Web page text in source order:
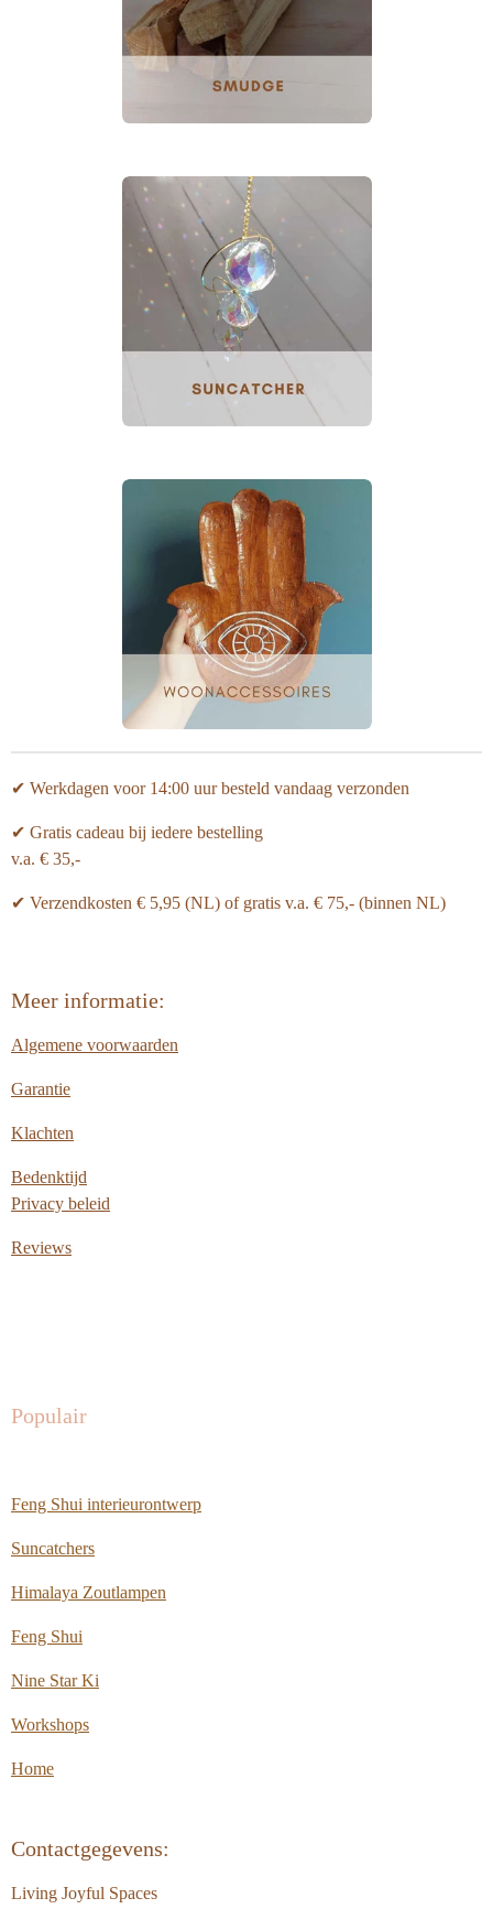
✔ Werkdagen voor 14:00 uur besteld vandaag verzonden
✔ Gratis cadeau bij iedere bestelling
v.a. € 35,-
✔ Verzendkosten € 5,95 (NL) of gratis v.a. € 75,- (binnen NL)
Meer informatie:
Algemene voorwaarden
Garantie
Klachten
Bedenktijd
Privacy beleid
Reviews
Populair
Feng Shui interieurontwerp
Suncatchers
Himalaya Zoutlampen
Feng Shui
Nine Star Ki
Workshops
Home
Contactgegevens:
Living Joyful Spaces